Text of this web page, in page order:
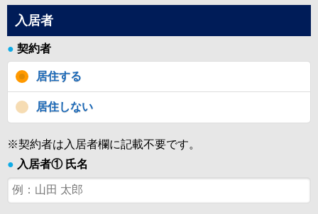
入居者
● 契約者
居住する
居住しない
※契約者は入居者欄に記載不要です。
● 入居者① 氏名